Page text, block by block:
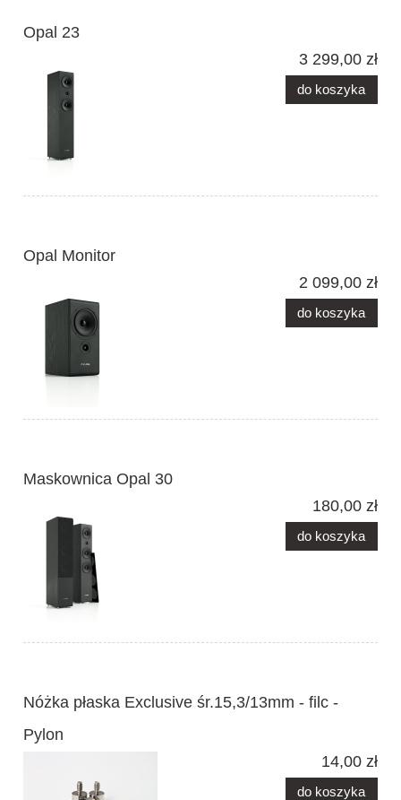
Opal 23
3 299,00 zł
do koszyka
Opal Monitor
2 099,00 zł
do koszyka
Maskownica Opal 30
180,00 zł
do koszyka
Nóżka płaska Exclusive śr.15,3/13mm - filc -
Pylon
14,00 zł
do koszyka